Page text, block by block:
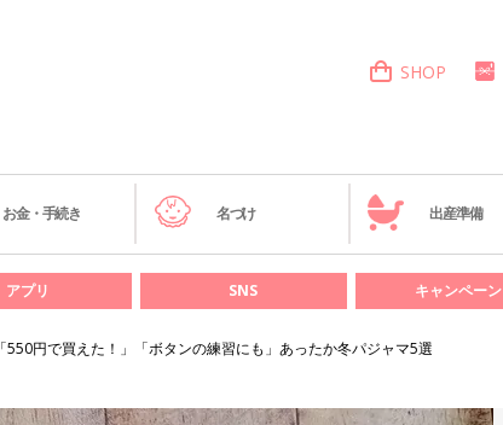
SHOP
お金・手続き 名づけ 出産準備
アプリ SNS キャンペーン
550円で買えた！」「ボタンの練習にも」あったか冬パジャマ5選